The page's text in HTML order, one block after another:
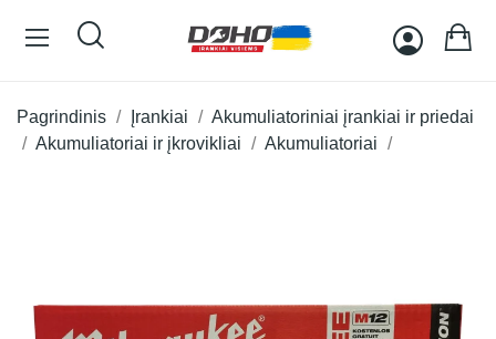
Pagrindinis Įrankiai
Akumuliatoriniai įrankiai ir priedai
Akumuliatoriai ir įkrovikliai
Akumuliatoriai